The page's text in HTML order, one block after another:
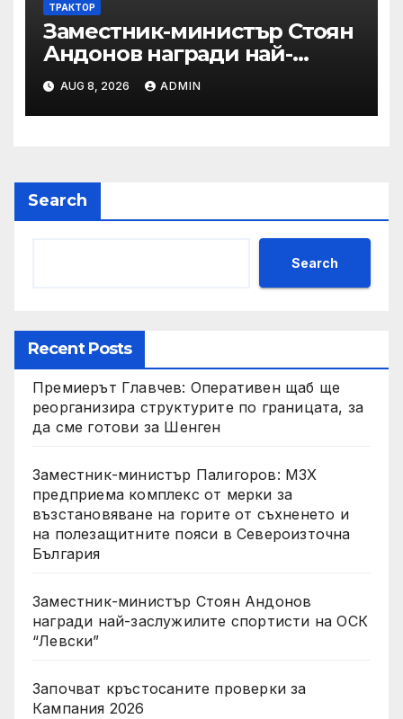
ТРАКТОР
Заместник-министър Стоян
Андонов награди най-
заслужилите спортисти на
ОСК “Левски”
AUG 8, 2026 ADMIN
Search
Search
Recent Posts
Премиерът Главчев: Оперативен щаб ще
реорганизира структурите по границата, за
да сме готови за Шенген
Заместник-министър Палигоров: МЗХ
предприема комплекс от мерки за
възстановяване на горите от съхненето и
на полезащитните пояси в Североизточна
България
Заместник-министър Стоян Андонов
награди най-заслужилите спортисти на ОСК
“Левски”
Започват кръстосаните проверки за
Кампания 2026